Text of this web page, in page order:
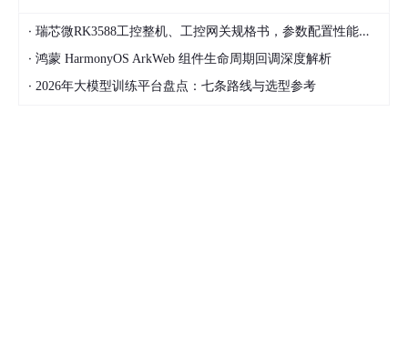
· 瑞芯微RK3588工控整机、工控网关规格书，参数配置性能说明，触觉智能IPC3588鸿蒙工控机IPC8802
· 鸿蒙 HarmonyOS ArkWeb 组件生命周期回调深度解析
· 2026年大模型训练平台盘点：七条路线与选型参考